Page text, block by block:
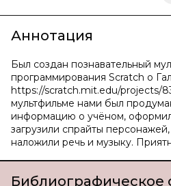
Аннотация
Был создан познавательный
программирования Scratch о
https://scratch.mit.edu/projects/
мультфильме нами был
информацию о учёном,
загрузили спрайты
наложили речь и музыку.
Библиографическое